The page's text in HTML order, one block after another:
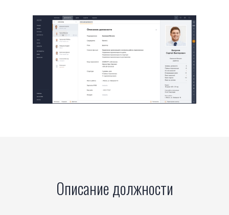
Описание должности